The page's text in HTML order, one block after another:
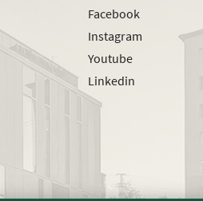
Facebook
Instagram
Youtube
Linkedin